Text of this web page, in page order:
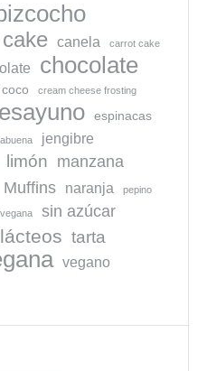
cake canela carrot cake
chocolate
coco cream cheese frosting
espinacas
jengibre
limón manzana
Muffins naranja pepino
sin azúcar
tarta
vegano